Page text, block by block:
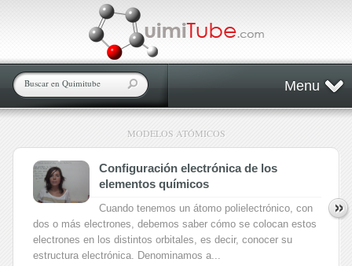
Menu
MODELOS ATÓMICOS
Configuración electrónica de los
elementos químicos
Cuando tenemos un átomo polielectrónico, con
dos o más electrones, debemos saber cómo se colocan estos
electrones en los distintos orbitales, es decir, conocer su
estructura electrónica. Denominamos a...